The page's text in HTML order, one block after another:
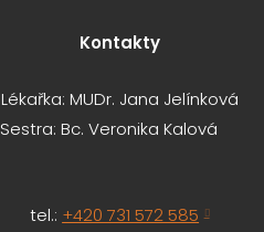
Kontakty
Lékařka: MUDr. Jana Jelínková
Sestra: Bc. Veronika Kalová
tel.: +420 731 572 585